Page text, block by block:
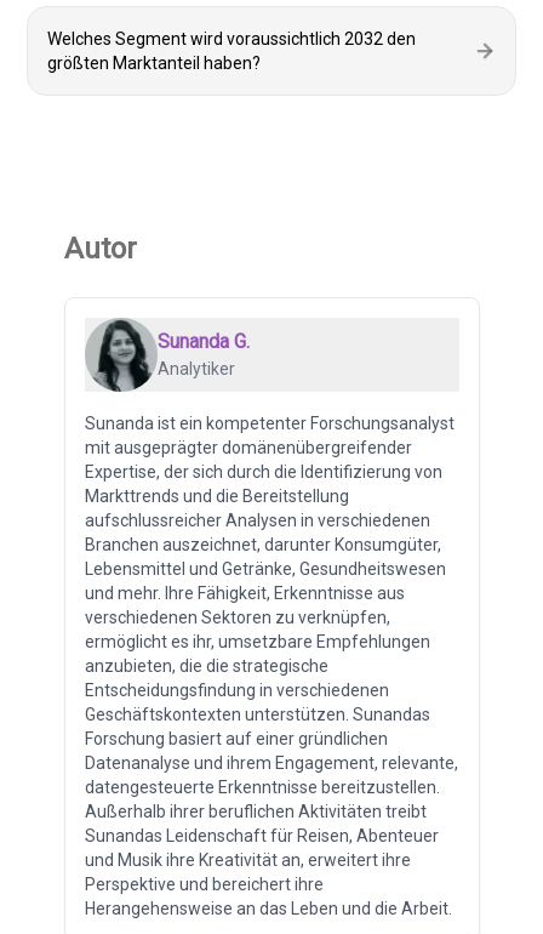
Welches Segment wird voraussichtlich 2032 den
größten Marktanteil haben?
Autor
Sunanda G.
Analytiker
Sunanda ist ein kompetenter Forschungsanalyst
mit ausgeprägter domänenübergreifender
Expertise, der sich durch die Identifizierung von
Markttrends und die Bereitstellung
aufschlussreicher Analysen in verschiedenen
Branchen auszeichnet, darunter Konsumgüter,
Lebensmittel und Getränke, Gesundheitswesen
und mehr. Ihre Fähigkeit, Erkenntnisse aus
verschiedenen Sektoren zu verknüpfen,
ermöglicht es ihr, umsetzbare Empfehlungen
anzubieten, die die strategische
Entscheidungsfindung in verschiedenen
Geschäftskontexten unterstützen. Sunandas
Forschung basiert auf einer gründlichen
Datenanalyse und ihrem Engagement, relevante,
datengesteuerte Erkenntnisse bereitzustellen.
Außerhalb ihrer beruflichen Aktivitäten treibt
Sunandas Leidenschaft für Reisen, Abenteuer
und Musik ihre Kreativität an, erweitert ihre
Perspektive und bereichert ihre
Herangehensweise an das Leben und die Arbeit.